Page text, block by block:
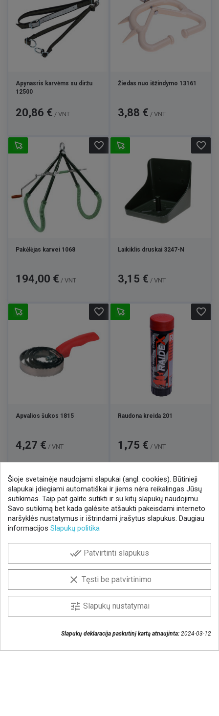
Apynasris karvėms su diržu
12500
Kaina
20,86 € / VNT
Žiedas nuo išžindymo 13161
Kaina
3,88 € / VNT
Pakėlėjas karvei 1068
Kaina
194,00 € / VNT
favorite_border
Laikiklis druskai 3247-N
Kaina
3,15 € / VNT
favorite_border
Apvalios šukos 1815
Kaina
4,27 € / VNT
favorite_border
Raudona kreida 201
Kaina
1,75 € / VNT
favorite_border
1 2 3 … 7 
Gaukite geriausius pasiūlymus!
Prenumeruokite naujienlaiškį ir visada sužinokite
Sutinku, kad mano duomenys būtų saugomi
Šioje svetainėje naudojami slapukai (angl. cookies). Būtinieji
slapukai įdiegiami automatiškai ir jiems nėra reikalingas Jūsų
sutikimas. Taip pat galite sutikti ir su kitų slapukų naudojimu.
Savo sutikimą bet kada galėsite atšaukti pakeisdami interneto
naršyklės nustatymus ir ištrindami įrašytus slapukus. Daugiau
informacijos Slapukų politika
done_all Patvirtinti slapukus
clear Tęsti be patvirtinimo
tune Slapukų nustatymai
Slapukų deklaracija paskutinį kartą atnaujinta: 2024-03-12